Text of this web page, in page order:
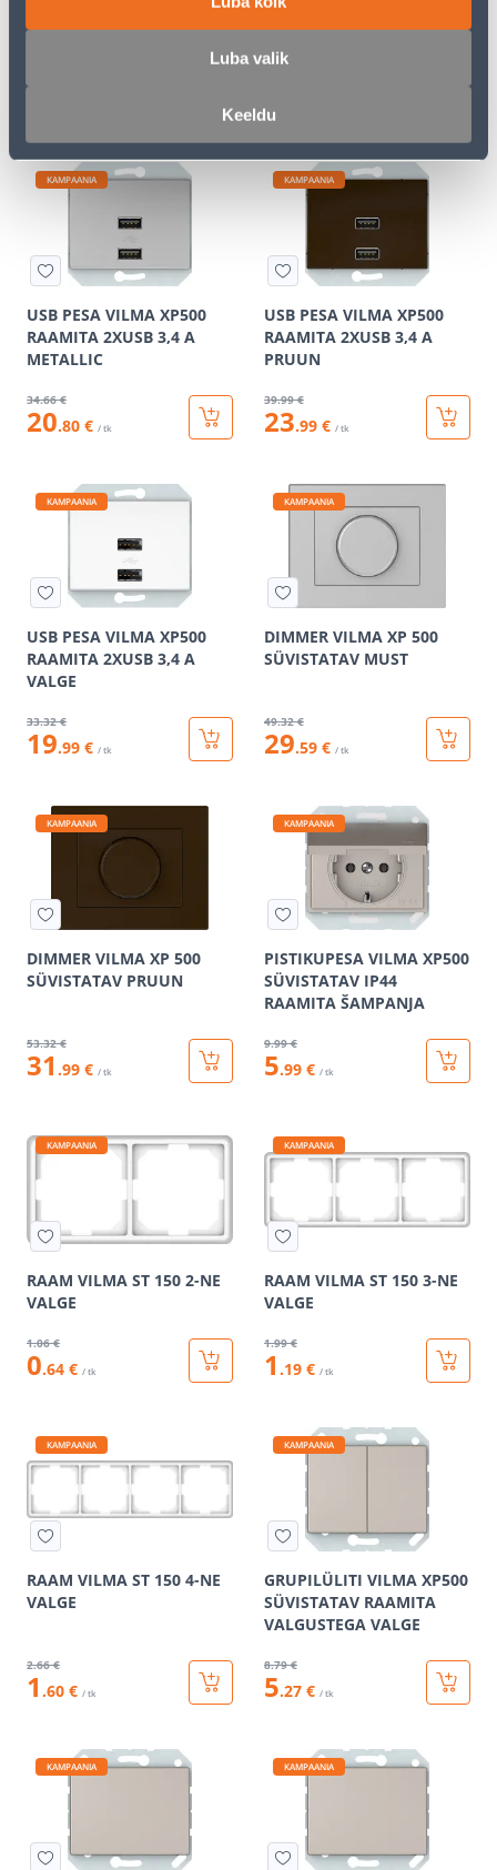
Luba valik
Keeldu
ANTRATSIIT
23
RAAMITA 2XUSB 3,4 А
ŠAMPANJA
20
KAMPAANIA
USB PESA VILMA XP500
RAAMITA 2XUSB 3,4 А
METALLIC
34.66 €
20.80 € / tk
KAMPAANIA
USB PESA VILMA XP500
RAAMITA 2XUSB 3,4 А
PRUUN
39.99 €
23.99 € / tk
KAMPAANIA
USB PESA VILMA XP500
RAAMITA 2XUSB 3,4 А
VALGE
33.32 €
19.99 € / tk
KAMPAANIA
DIMMER VILMA XP 500
SÜVISTATAV MUST
49.32 €
29.59 € / tk
KAMPAANIA
DIMMER VILMA XP 500
SÜVISTATAV PRUUN
53.32 €
31 .99 € / tk
KAMPAANIA
PISTIKUPESA VILMA XP500
SÜVISTATAV IP44
RAAMITA ŠAMPANJA
9.99 €
5.99 € / tk
KAMPAANIA
RAAM VILMA ST 150 2-NE
VALGE
1.06 €
0.64 € / tk
KAMPAANIA
RAAM VILMA ST 150 3-NE
VALGE
1.99 €
1 .19 € / tk
KAMPAANIA
RAAM VILMA ST 150 4-NE
VALGE
2.66 €
1 .60 € / tk
KAMPAANIA
GRUPILÜLITI VILMA XP500
SÜVISTATAV RAAMITA
VALGUSTEGA VALGE
8.79 €
5.27 € / tk
KAMPAANIA KAMPAANIA